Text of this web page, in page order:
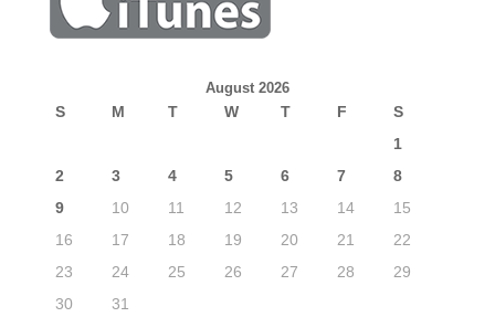
August 2026
S M T W T F
S
1
2
3 4 5 6 7
8
9
10 11 12 13 14
15
16
17 18 19 20 21
22
23
24 25 26 27 28
29
30
31